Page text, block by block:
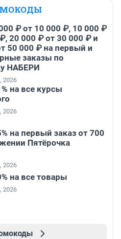
₽ от 10 000 ₽, 10 000 ₽
20 000 ₽ от 30 000 ₽ и
50 000 ₽ на первый и
заказы по
НАБЕРИ
2026
на все курсы
2026
на первый заказ от 700
Пятёрочка
2026
на все товары
2026